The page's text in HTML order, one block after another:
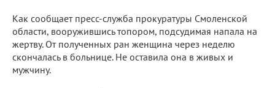
Как сообщает пресс-служба прокуратуры Смоленской
области, вооружившись топором, подсудимая напала на
жертву. От полученных ран женщина через неделю
скончалась в больнице. Не оставила она в живых и
мужчину.